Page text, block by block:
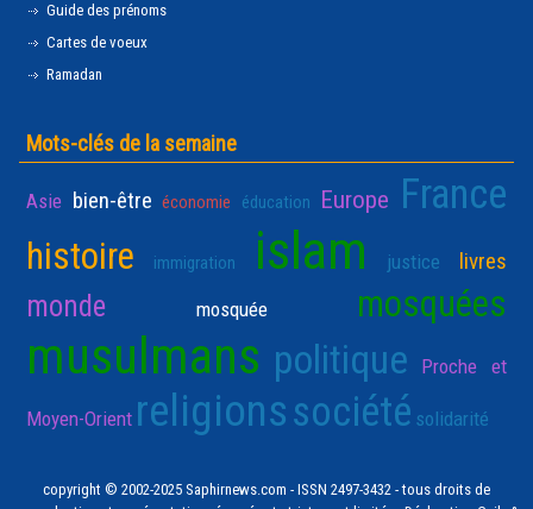
Guide des prénoms
Cartes de voeux
Ramadan
Mots-clés de la semaine
Asie bien-être économie éducation Europe France
histoire immigration islam justice livres
monde mosquée mosquées
musulmans politique Proche et
Moyen-Orient religionssociété solidarité
copyright © 2002-2025 Saphirnews.com - ISSN 2497-3432 - tous droits de